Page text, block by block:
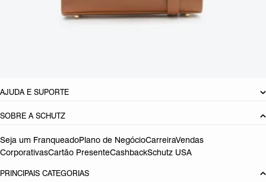
13CM x 8CM x 20.5CM cm (comprimento x largura x
AJUDA E SUPORTE
SOBRE A SCHUTZ
Seja um FranqueadoPlano de NegócioCarreiraVendas
CorporativasCartão PresenteCashbackSchutz USA
PRINCIPAIS CATEGORIAS